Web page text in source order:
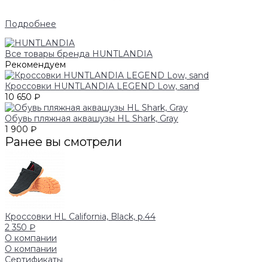
Подробнее
Все товары бренда HUNTLANDIA
Рекомендуем
Кроссовки HUNTLANDIA LEGEND Low, sand
10 650 ₽
Обувь пляжная аквашузы HL Shark, Gray
1 900 ₽
Ранее вы смотрели
Кроссовки HL California, Black, р.44
2 350 ₽
О компании
О компании
Сертификаты